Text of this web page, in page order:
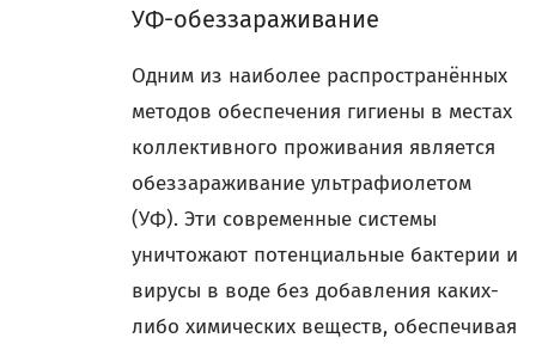
УФ-обеззараживание
Одним из наиболее распространённых
методов обеспечения гигиены в местах
коллективного проживания является
обеззараживание ультрафиолетом
(УФ). Эти современные системы
уничтожают потенциальные бактерии и
вирусы в воде без добавления каких-
либо химических веществ, обеспечивая